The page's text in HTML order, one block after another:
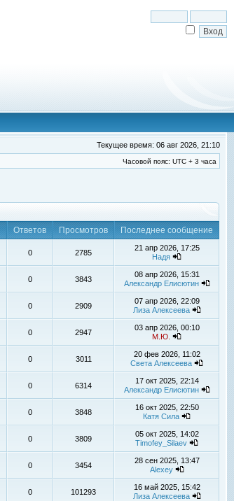
Текущее время: 06 авг 2026, 21:10
Часовой пояс: UTC + 3 часа
Ответов Просмотров
Последнее сообщение
0 2785
21 апр 2026, 17:25
Надя
0 3843
08 апр 2026, 15:31
Александр Елисютин
0 2909
07 апр 2026, 22:09
Лиза Алексеева
0 2947
03 апр 2026, 00:10
М.Ю.
0 3011
20 фев 2026, 11:02
Света Алексеева
0 6314
17 окт 2025, 22:14
Александр Елисютин
0 3848
16 окт 2025, 22:50
Катя Сила
0 3809
05 окт 2025, 14:02
Timofey_Silaev
0 3454
28 сен 2025, 13:47
Alexey
0 101293
16 май 2025, 15:42
Лиза Алексеева